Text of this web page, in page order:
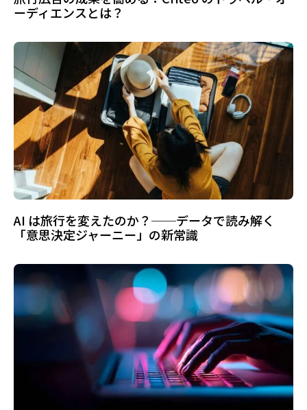
ーディエンスとは？
AI は旅行を変えたのか？──データで読み解く
「意思決定ジャーニー」の新常識